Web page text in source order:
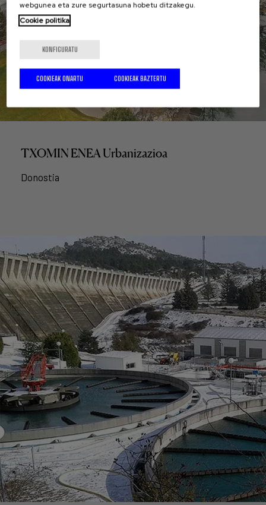
TXOMIN ENEA Urbanizazioa
Donostia
webgunea eta zure segurtasuna hobetu ditzakegu.
Cookie politika
KONFIGURATU
COOKIEAK BAZTERTU
COOKIEAK ONARTU